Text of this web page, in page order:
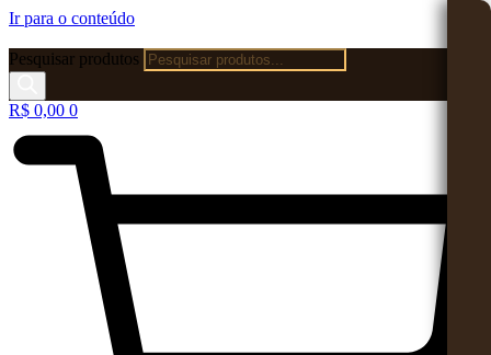
Ir para o conteúdo
Pesquisar produtos
R$ 0,00 0